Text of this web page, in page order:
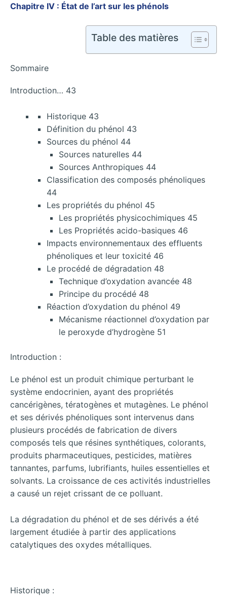
Chapitre IV : État de l’art sur les phénols
Table des matières
Sommaire
Introduction… 43
Historique 43
Définition du phénol 43
Sources du phénol 44
Sources naturelles 44
Sources Anthropiques 44
Classification des composés phénoliques
44
Les propriétés du phénol 45
Les propriétés physicochimiques 45
Les Propriétés acido-basiques 46
Impacts environnementaux des effluents
phénoliques et leur toxicité 46
Le procédé de dégradation 48
Technique d’oxydation avancée 48
Principe du procédé 48
Réaction d’oxydation du phénol 49
Mécanisme réactionnel d’oxydation par
le peroxyde d’hydrogène 51
Introduction :
Le phénol est un produit chimique perturbant le
système endocrinien, ayant des propriétés
cancérigènes, tératogènes et mutagènes. Le phénol
et ses dérivés phénoliques sont intervenus dans
plusieurs procédés de fabrication de divers
composés tels que résines synthétiques, colorants,
produits pharmaceutiques, pesticides, matières
tannantes, parfums, lubrifiants, huiles essentielles et
solvants. La croissance de ces activités industrielles
a causé un rejet crissant de ce polluant.
La dégradation du phénol et de ses dérivés a été
largement étudiée à partir des applications
catalytiques des oxydes métalliques.
Historique :